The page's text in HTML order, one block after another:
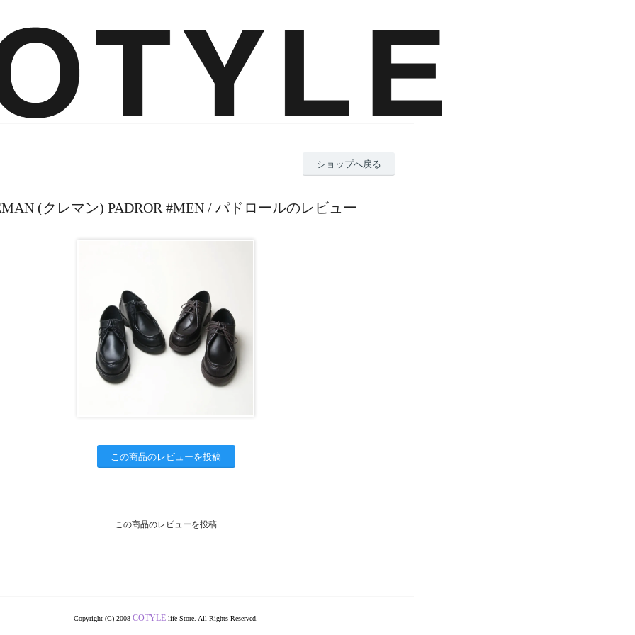
ショップへ戻る
(クレマン) PADROR #MEN / パドロールのレビュー
この商品のレビューを投稿
この商品のレビューを投稿
Copyright (C) 2008 COTYLE life Store. All Rights Reserved.